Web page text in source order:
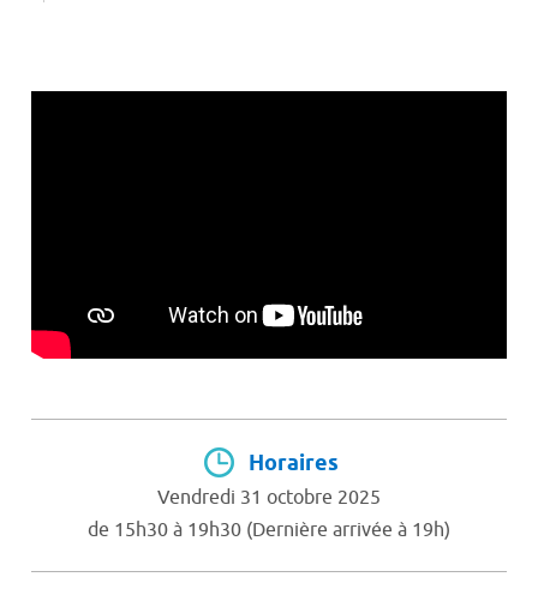
Horaires
Vendredi 31 octobre 2025
de 15h30 à 19h30 (Dernière arrivée à 19h)